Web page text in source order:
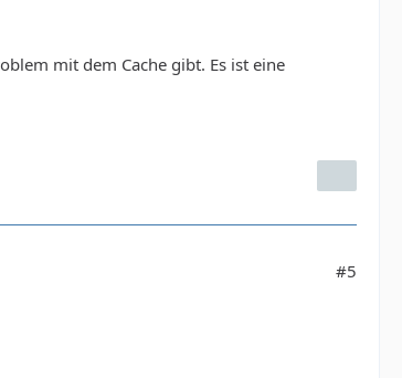
mit dem Cache gibt. Es ist eine
#5